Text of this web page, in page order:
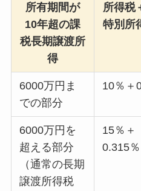
所有期間が
10年超の課
税長期譲渡所
得
所得税
特別所
6000万円ま
での部分
10％＋
6000万円を
超える部分
（通常の長期
譲渡所得税
15％＋
0.315％